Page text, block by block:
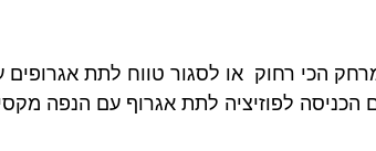
הכי רחוק  או לסגור טווח לתת אגרופים
הכניסה לפוזיציה לתת אגרוף עם הנפה